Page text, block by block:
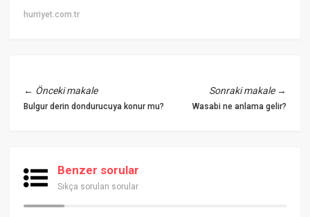
hurriyet.com.tr
← Önceki makale
Bulgur derin dondurucuya konur mu?
Sonraki makale→
Wasabi ne anlama gelir?
Benzer sorular
Sıkça sorulan sorular